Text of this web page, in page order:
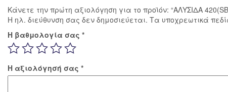
Κάνετε την πρώτη αξιολόγηση για το προϊόν: “ΑΛΥΣΙΔΑ
Η ηλ. διεύθυνση σας δεν δημοσιεύεται. Τα υποχρεωτικά
Η βαθμολογία σας *
Η αξιολόγησή σας *